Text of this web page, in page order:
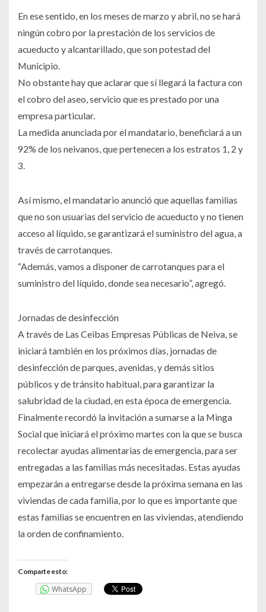
En ese sentido, en los meses de marzo y abril, no se hará
ningún cobro por la prestación de los servicios de
acueducto y alcantarillado, que son potestad del
Municipio.
No obstante hay que aclarar que sí llegará la factura con
el cobro del aseo, servicio que es prestado por una
empresa particular.
La medida anunciada por el mandatario, beneficiará a un
92% de los neivanos, que pertenecen a los estratos 1, 2 y
3.
Así mismo, el mandatario anunció que aquellas familias
que no son usuarias del servicio de acueducto y no tienen
acceso al líquido, se garantizará el suministro del agua, a
través de carrotanques.
“Además, vamos a disponer de carrotanques para el
suministro del líquido, donde sea necesario”, agregó.
Jornadas de desinfección
A través de Las Ceibas Empresas Públicas de Neiva, se
iniciará también en los próximos días, jornadas de
desinfección de parques, avenidas, y demás sitios
públicos y de tránsito habitual, para garantizar la
salubridad de la ciudad, en esta época de emergencia.
Finalmente recordó la invitación a sumarse a la Minga
Social que iniciará el próximo martes con la que se busca
recolectar ayudas alimentarias de emergencia, para ser
entregadas a las familias más necesitadas. Estas ayudas
empezarán a entregarse desde la próxima semana en las
viviendas de cada familia, por lo que es importante que
estas familias se encuentren en las viviendas, atendiendo
la orden de confinamiento.
Comparte esto:
WhatsApp